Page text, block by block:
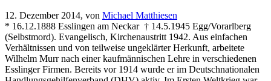
12. Dezember 2014, von Michael Matthiesen
* 16.12.1888 Esslingen am Neckar † 14.5.1945 Egg/Vorarlberg
(Selbstmord). Evangelisch, Kirchenaustritt 1942. Aus einfachen
Verhältnissen und von teilweise ungeklärter Herkunft, arbeitete
Wilhelm Murr nach einer kaufmännischen Lehre in verschiedenen
Esslinger Firmen. Bereits vor 1914 wurde er im Deutschnationalen